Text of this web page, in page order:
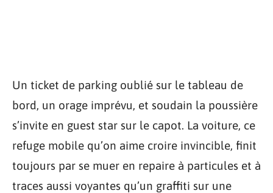
Un ticket de parking oublié sur le tableau de
bord, un orage imprévu, et soudain la poussière
s’invite en guest star sur le capot. La voiture, ce
refuge mobile qu’on aime croire invincible, finit
toujours par se muer en repaire à particules et à
traces aussi voyantes qu’un graffiti sur une